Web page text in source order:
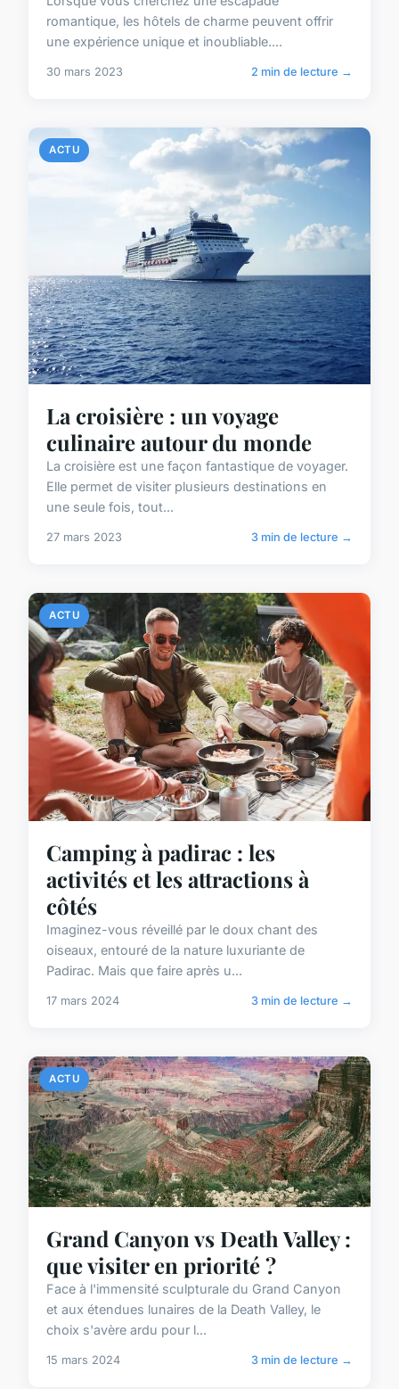
romantique, les hôtels de charme peuvent offrir
une expérience unique et inoubliable....
30 mars 2023 2 min de lecture →
ACTU
La croisière : un voyage
culinaire autour du monde
La croisière est une façon fantastique de voyager.
Elle permet de visiter plusieurs destinations en
une seule fois, tout...
27 mars 2023 3 min de lecture →
ACTU
Camping à padirac : les
activités et les attractions à
côtés
Imaginez-vous réveillé par le doux chant des
oiseaux, entouré de la nature luxuriante de
Padirac. Mais que faire après u...
17 mars 2024 3 min de lecture →
ACTU
Grand Canyon vs Death Valley :
que visiter en priorité ?
Face à l'immensité sculpturale du Grand Canyon
et aux étendues lunaires de la Death Valley, le
choix s'avère ardu pour l...
15 mars 2024 3 min de lecture →